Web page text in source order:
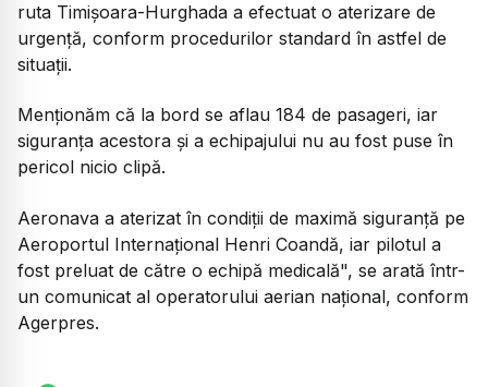
ruta Timişoara-Hurghada a efectuat o aterizare de
urgenţă, conform procedurilor standard în astfel de
situaţii.
Menţionăm că la bord se aflau 184 de pasageri, iar
siguranţa acestora şi a echipajului nu au fost puse în
pericol nicio clipă.
Aeronava a aterizat în condiţii de maximă siguranţă pe
Aeroportul Internaţional Henri Coandă, iar pilotul a
fost preluat de către o echipă medicală", se arată într-
un comunicat al operatorului aerian naţional, conform
Agerpres.